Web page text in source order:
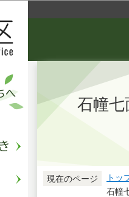
石幢
現在のページ トッ
石幢